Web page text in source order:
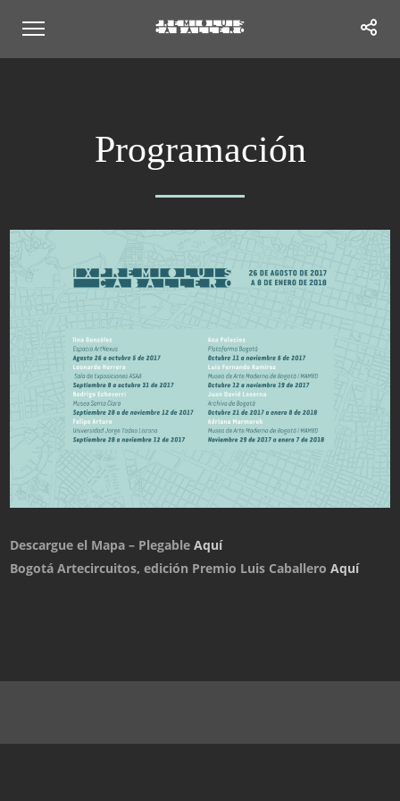
Programación
Descargue el Mapa – PlegableAquí
Bogotá Artecircuitos, edición Premio Luis CaballeroAquí